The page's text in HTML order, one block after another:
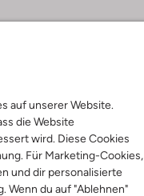
auf unserer Website.
die Website
wird. Diese Cookies
Für Marketing-Cookies,
und dir personalisierte
Wenn du auf "Ablehnen"